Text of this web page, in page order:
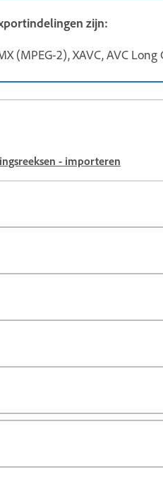
zijn:
(MPEG-2), XAVC, AVC
- importeren